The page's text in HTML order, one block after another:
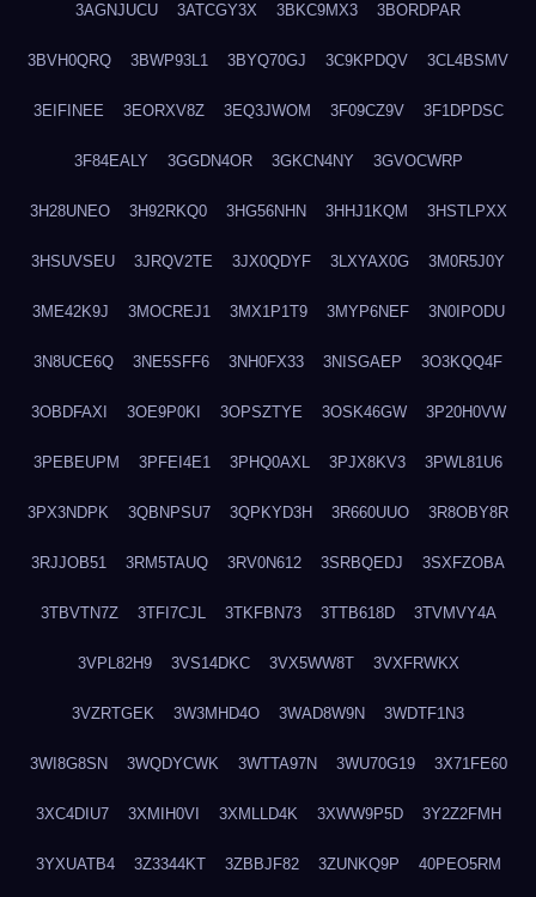
3AGNJUCU 3ATCGY3X 3BKC9MX3 3BORDPAR
3BVH0QRQ 3BWP93L1 3BYQ70GJ 3C9KPDQV 3CL4BSMV
3EIFINEE 3EORXV8Z 3EQ3JWOM 3F09CZ9V 3F1DPDSC
3F84EALY 3GGDN4OR 3GKCN4NY 3GVOCWRP
3H28UNEO 3H92RKQ0 3HG56NHN 3HHJ1KQM 3HSTLPXX
3HSUVSEU 3JRQV2TE 3JX0QDYF 3LXYAX0G 3M0R5J0Y
3ME42K9J 3MOCREJ1 3MX1P1T9 3MYP6NEF 3N0IPODU
3N8UCE6Q 3NE5SFF6 3NH0FX33 3NISGAEP 3O3KQQ4F
3OBDFAXI 3OE9P0KI 3OPSZTYE 3OSK46GW 3P20H0VW
3PEBEUPM 3PFEI4E1 3PHQ0AXL 3PJX8KV3 3PWL81U6
3PX3NDPK 3QBNPSU7 3QPKYD3H 3R660UUO 3R8OBY8R
3RJJOB51 3RM5TAUQ 3RV0N612 3SRBQEDJ 3SXFZOBA
3TBVTN7Z 3TFI7CJL 3TKFBN73 3TTB618D 3TVMVY4A
3VPL82H9 3VS14DKC 3VX5WW8T 3VXFRWKX
3VZRTGEK 3W3MHD4O 3WAD8W9N 3WDTF1N3
3WI8G8SN 3WQDYCWK 3WTTA97N 3WU70G19 3X71FE60
3XC4DIU7 3XMIH0VI 3XMLLD4K 3XWW9P5D 3Y2Z2FMH
3YXUATB4 3Z3344KT 3ZBBJF82 3ZUNKQ9P 40PEO5RM